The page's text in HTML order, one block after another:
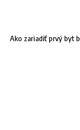
Ako zariadiť prvý byt